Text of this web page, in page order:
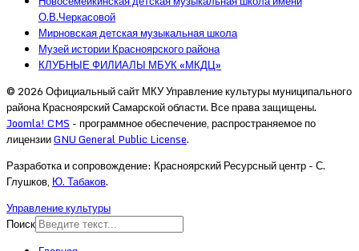
О.В.Черкасовой
Мирновская детская музыкальная школа
Музей истории Красноярского района
КЛУБНЫЕ ФИЛИАЛЫ МБУК «МКДЦ»
© 2026 Официальный сайт МКУ Управление культуры муниципального
района Красноярский Самарской области. Все права защищены.
Joomla! CMS - программное обеспечение, распространяемое по
лицензииGNU General Public License.
Разработка и сопровождение: Красноярский Ресурсный центр - С.
Глушков, Ю. Табаков.
Управление культуры
Поиск